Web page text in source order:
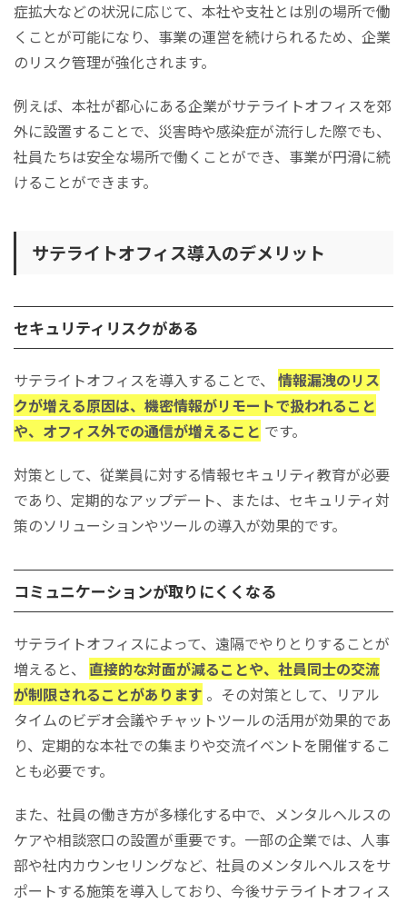
症拡大などの状況に応じて、本社や支社とは別の場所で働
くことが可能になり、事業の運営を続けられるため、企業
のリスク管理が強化されます。
例えば、本社が都心にある企業がサテライトオフィスを郊
外に設置することで、災害時や感染症が流行した際でも、
社員たちは安全な場所で働くことができ、事業が円滑に続
けることができます。
サテライトオフィス導入のデメリット
セキュリティリスクがある
サテライトオフィスを導入することで、 情報漏洩のリス
クが増える原因は、機密情報がリモートで扱われること
や、オフィス外での通信が増えること です。
対策として、従業員に対する情報セキュリティ教育が必要
であり、定期的なアップデート、または、セキュリティ対
策のソリューションやツールの導入が効果的です。
コミュニケーションが取りにくくなる
サテライトオフィスによって、遠隔でやりとりすることが
増えると、 直接的な対面が減ることや、社員同士の交流
が制限されることがあります 。その対策として、リアル
タイムのビデオ会議やチャットツールの活用が効果的であ
り、定期的な本社での集まりや交流イベントを開催するこ
とも必要です。
また、社員の働き方が多様化する中で、メンタルヘルスの
ケアや相談窓口の設置が重要です。一部の企業では、人事
部や社内カウンセリングなど、社員のメンタルヘルスをサ
ポートする施策を導入しており、今後サテライトオフィス